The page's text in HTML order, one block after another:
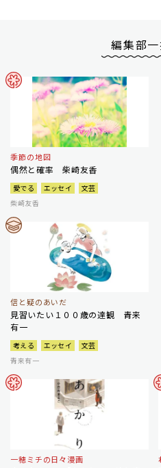
編集部一
季節の地図
偶然と確率 柴崎友香
愛でる エッセイ
文芸
柴崎友香
信と疑のあいだ
見習いたい１００歳の達観 青来
有一
考える エッセイ
文芸
青来有一
一穂ミチの日々漫画